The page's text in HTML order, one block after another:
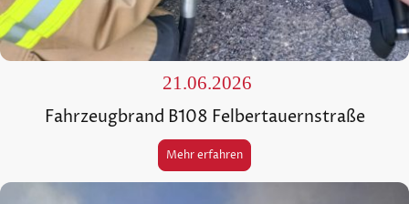
21.06.2026
Fahrzeugbrand B108 Felbertauernstraße
Mehr erfahren